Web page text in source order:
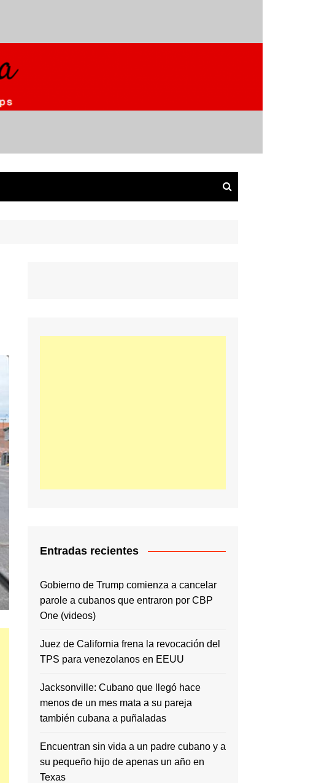
Entradas recientes
Gobierno de Trump comienza a cancelar
parole a cubanos que entraron por CBP
One (videos)
Juez de California frena la revocación del
TPS para venezolanos en EEUU
Jacksonville: Cubano que llegó hace
menos de un mes mata a su pareja
también cubana a puñaladas
Encuentran sin vida a un padre cubano y a
su pequeño hijo de apenas un año en
Texas